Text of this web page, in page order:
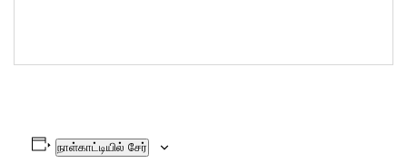
நாள்காட்டியில் சேர்